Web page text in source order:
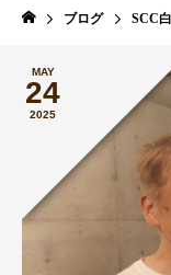
ブログ SCC
MAY
24
2025